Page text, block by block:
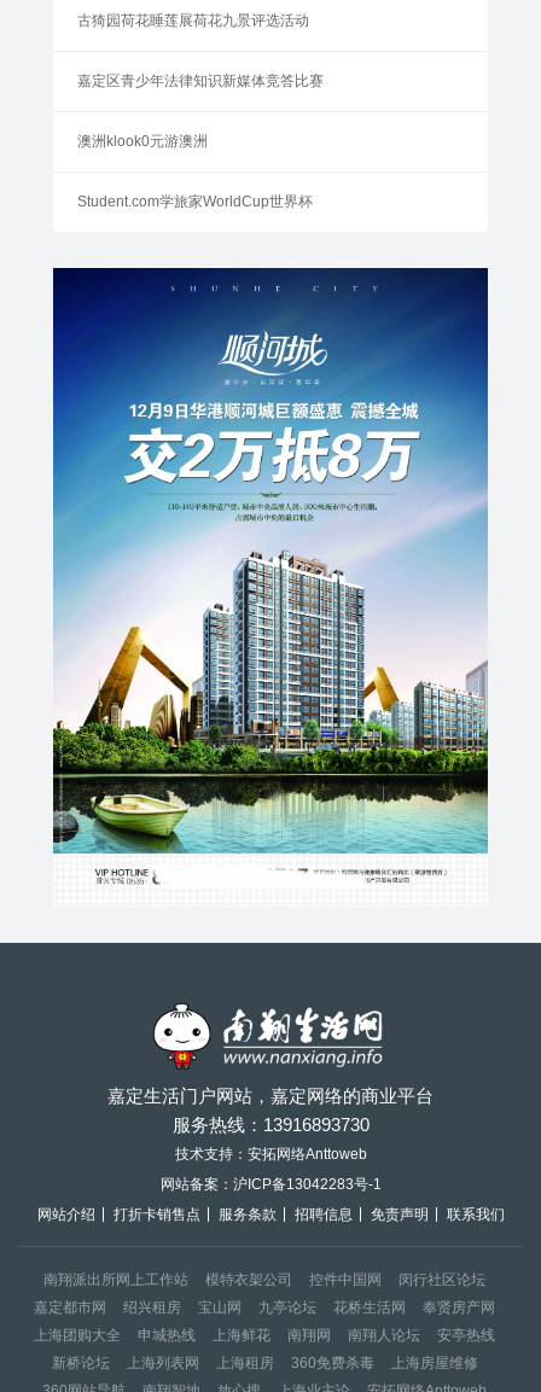
古猗园荷花睡莲展荷花九景评选活动
嘉定区青少年法律知识新媒体竞答比赛
澳洲klook0元游澳洲
Student.com学旅家WorldCup世界杯
嘉定生活门户网站，嘉定网络的商业平台
服务热线： 13916893730
技术支持：安拓网络Anttoweb
网站备案： 沪ICP备13042283号-1
网站介绍
打折卡销售点 服务条款 招聘信息 免责声明 联系我们
南翔派出所网上工作站 模特衣架公司 控件中国网
闵行社区论坛
嘉定都市网
绍兴租房 宝山网 九亭论坛 花桥生活网
奉贤房产网
上海团购大全
申城热线 上海鲜花 南翔网 南翔人论坛
安亭热线
新桥论坛
上海列表网 上海租房 360免费杀毒
上海房屋维修